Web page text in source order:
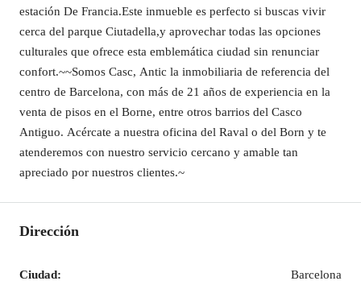
estación De Francia.Este inmueble es perfecto si buscas vivir
cerca del parque Ciutadella,y aprovechar todas las opciones
culturales que ofrece esta emblemática ciudad sin renunciar
confort.~~Somos Casc, Antic la inmobiliaria de referencia del
centro de Barcelona, con más de 21 años de experiencia en la
venta de pisos en el Borne, entre otros barrios del Casco
Antiguo. Acércate a nuestra oficina del Raval o del Born y te
atenderemos con nuestro servicio cercano y amable tan
apreciado por nuestros clientes.~
Dirección
Ciudad: Barcelona